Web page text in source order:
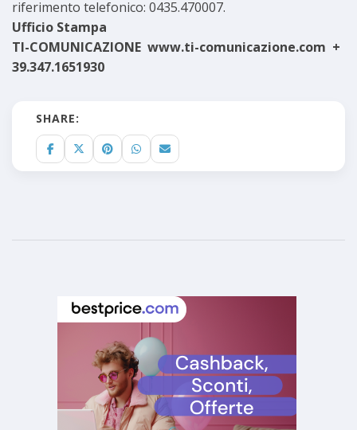
riferimento telefonico: 0435.470007.
Ufficio Stampa
TI-COMUNICAZIONE www.ti-comunicazione.com +
39.347.1651930
SHARE: